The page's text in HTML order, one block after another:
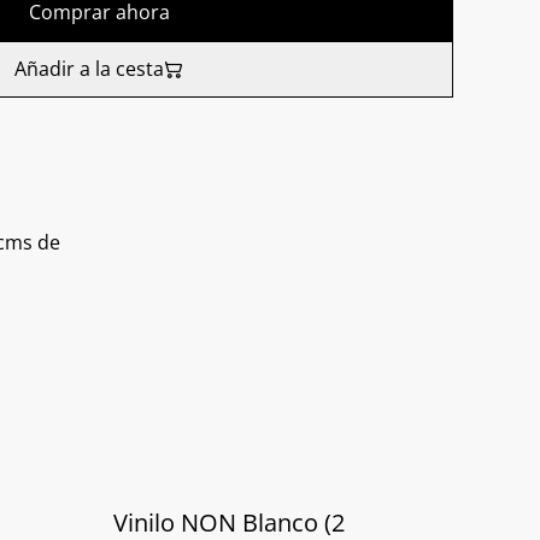
Comprar ahora
Añadir a la cesta
de
Vinilo NON Blanco (2